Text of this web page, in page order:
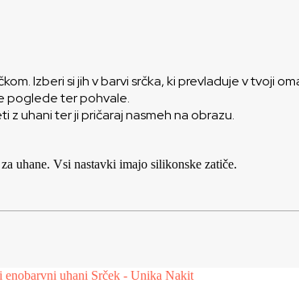
Izberi si jih v barvi srčka, ki prevladuje v tvoji
poglede ter pohvale.
z uhani ter ji pričaraj nasmeh na obrazu.
uhane. Vsi nastavki imajo silikonske zatiče.